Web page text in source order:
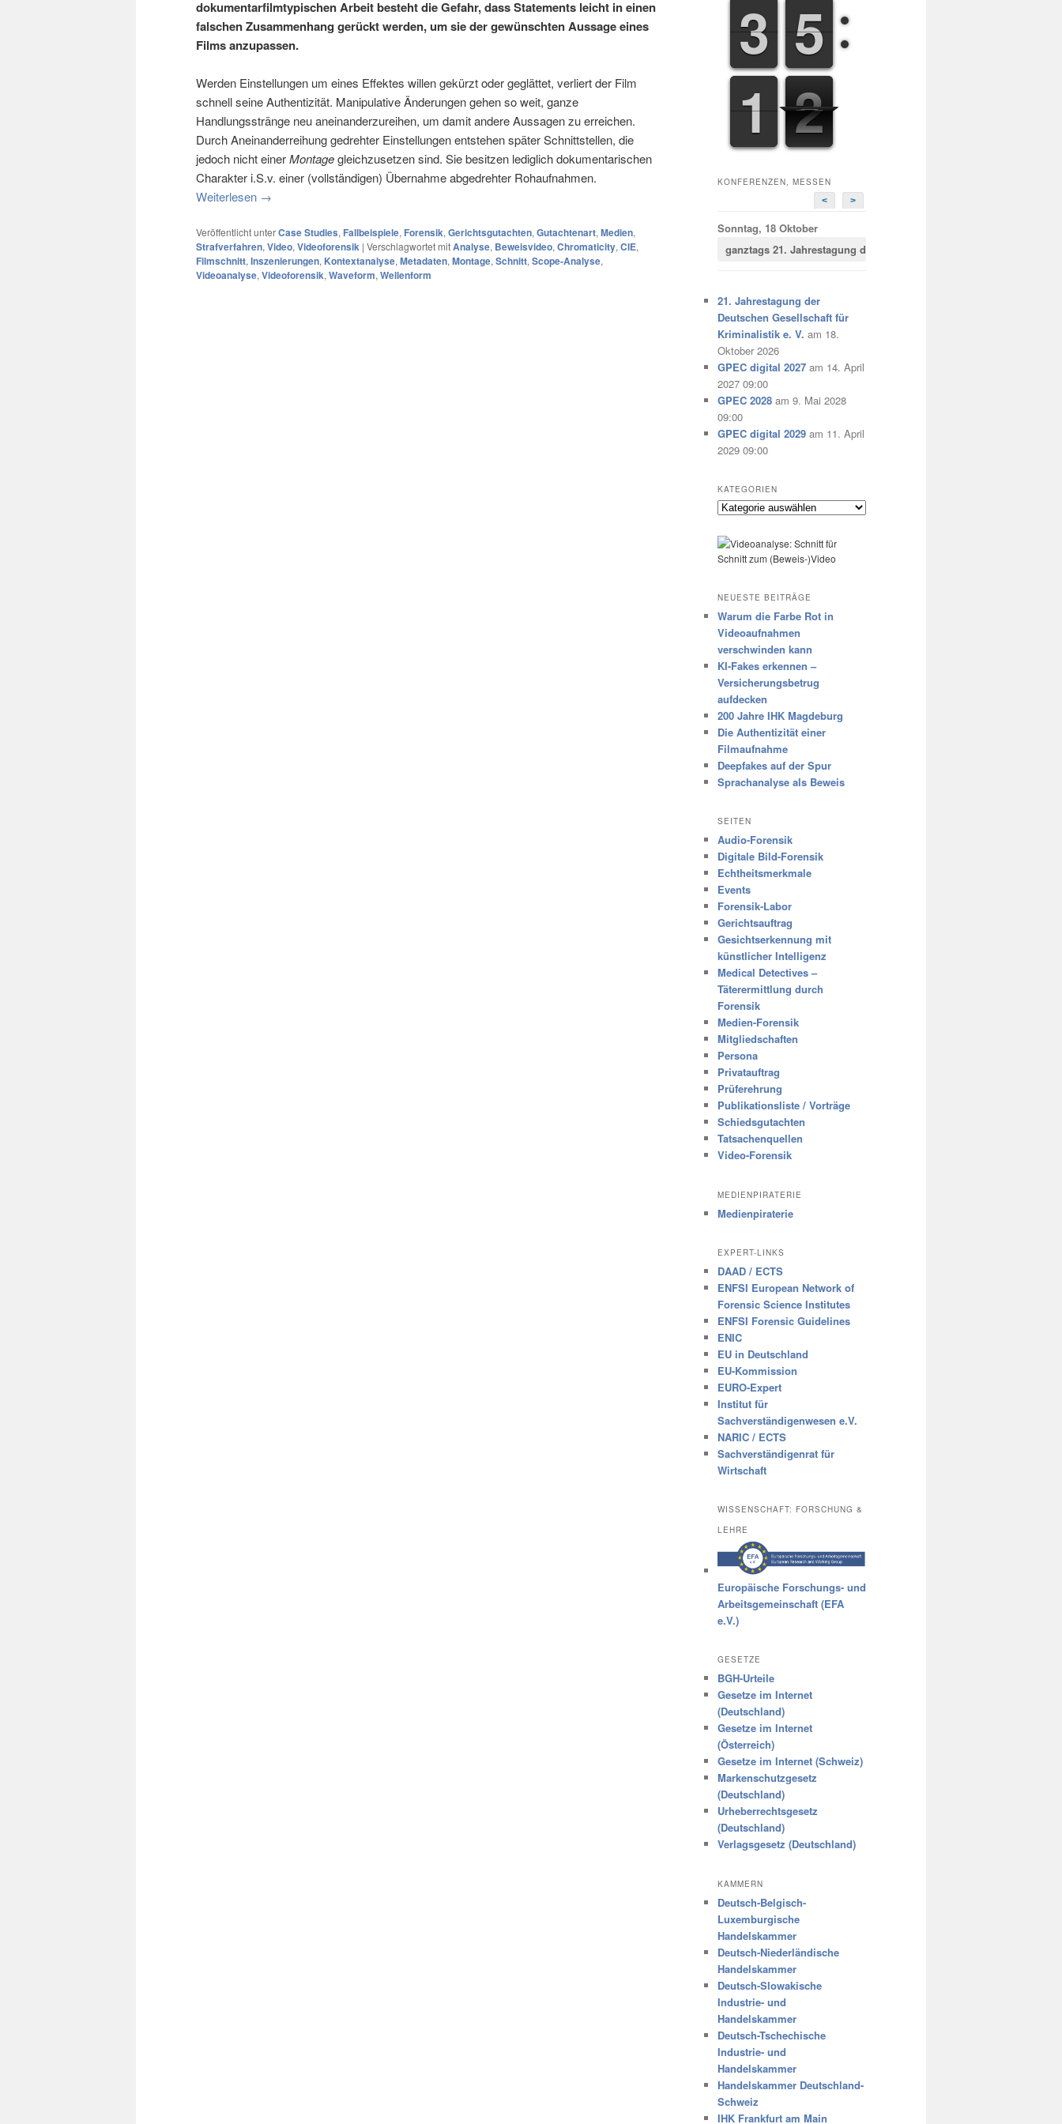
dokumentarfilmtypischen Arbeit besteht die Gefahr, dass Statements leicht in einen
falschen Zusammenhang gerückt werden, um sie der gewünschten Aussage eines
Films anzupassen.
Werden Einstellungen um eines Effektes willen gekürzt oder geglättet, verliert der Film
schnell seine Authentizität. Manipulative Änderungen gehen so weit, ganze
Handlungsstränge neu aneinanderzureihen, um damit andere Aussagen zu erreichen.
Durch Aneinanderreihung gedrehter Einstellungen entstehen später Schnittstellen, die
jedoch nicht einerMontagegleichzusetzen sind. Sie besitzen lediglich dokumentarischen
Charakter i.S.v. einer (vollständigen) Übernahme abgedrehter Rohaufnahmen.
Weiterlesen →
Veröffentlicht unterCase Studies, Fallbeispiele, Forensik, Gerichtsgutachten, Gutachtenart, Medien,
Strafverfahren, Video, Videoforensik | Verschlagwortet mitAnalyse, Beweisvideo, Chromaticity, CIE,
Filmschnitt, Inszenierungen, Kontextanalyse, Metadaten, Montage, Schnitt, Scope-Analyse,
Videoanalyse, Videoforensik, Waveform, Wellenform
2
2
3
3 4
4
5
5
0
1
1 3
3
4
KONFERENZEN, MESSEN
<
>
Sonntag, 18 Oktober
ganztags 21. Jahrestagung der Deutschen Gesellschaft für
21. Jahrestagung der
Deutschen Gesellschaft für
Kriminalistik e. V. am 18.
Oktober 2026
GPEC digital 2027 am 14. April
2027 09:00
GPEC 2028 am 9. Mai 2028
09:00
GPEC digital 2029 am 11. April
2029 09:00
KATEGORIEN
Kategorien
NEUESTE BEITRÄGE
Warum die Farbe Rot in
Videoaufnahmen
verschwinden kann
KI-Fakes erkennen –
Versicherungsbetrug
aufdecken
200 Jahre IHK Magdeburg
Die Authentizität einer
Filmaufnahme
Deepfakes auf der Spur
Sprachanalyse als Beweis
SEITEN
Audio-Forensik
Digitale Bild-Forensik
Echtheitsmerkmale
Events
Forensik-Labor
Gerichtsauftrag
Gesichtserkennung mit
künstlicher Intelligenz
Medical Detectives –
Täterermittlung durch
Forensik
Medien-Forensik
Mitgliedschaften
Persona
Privatauftrag
Prüferehrung
Publikationsliste / Vorträge
Schiedsgutachten
Tatsachenquellen
Video-Forensik
MEDIENPIRATERIE
Medienpiraterie
EXPERT-LINKS
DAAD / ECTS
ENFSI European Network of
Forensic Science Institutes
ENFSI Forensic Guidelines
ENIC
EU in Deutschland
EU-Kommission
EURO-Expert
Institut für
Sachverständigenwesen e.V.
NARIC / ECTS
Sachverständigenrat für
Wirtschaft
WISSENSCHAFT: FORSCHUNG &
LEHRE
Europäische Forschungs- und
Arbeitsgemeinschaft (EFA
e.V.)
GESETZE
BGH-Urteile
Gesetze im Internet
(Deutschland)
Gesetze im Internet
(Österreich)
Gesetze im Internet (Schweiz)
Markenschutzgesetz
(Deutschland)
Urheberrechtsgesetz
(Deutschland)
Verlagsgesetz (Deutschland)
KAMMERN
Deutsch-Belgisch-
Luxemburgische
Handelskammer
Deutsch-Niederländische
Handelskammer
Deutsch-Slowakische
Industrie- und
Handelskammer
Deutsch-Tschechische
Industrie- und
Handelskammer
Handelskammer Deutschland-
Schweiz
IHK Frankfurt am Main